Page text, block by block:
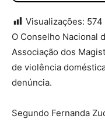
Visualizações: 574
O Conselho Nacional
Associação dos
de violência
denúncia.
Segundo Fernanda